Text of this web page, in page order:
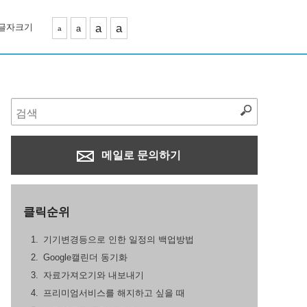
자크기 a a a a
메일로 문의하기
클릭순위
기기변경등으로 인한 일정의 백업방법
Google캘린더 동기화
자료가져오기와 내보내기
프리미엄서비스를 해지하고 싶을 때